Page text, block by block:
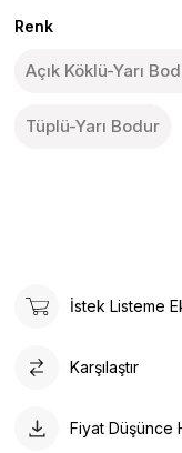
Renk
Açık Köklü-Yarı
Tüplü-Yarı Bodur
İstek Listeme
Karşılaştır
Fiyat Düşünce